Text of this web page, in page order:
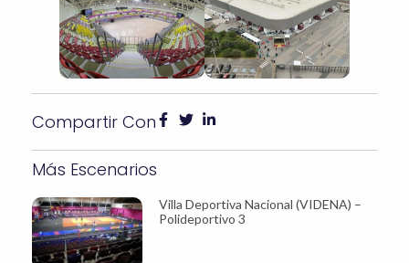
Compartir Con
Más Escenarios
Villa Deportiva Nacional (VIDENA) –
Polideportivo 3